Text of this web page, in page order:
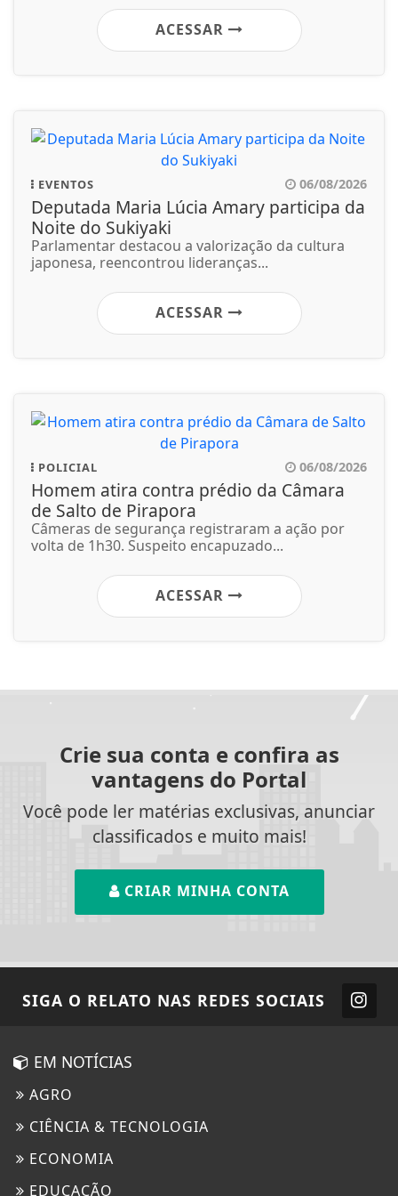
ACESSAR
EVENTOS 06/08/2026
Deputada Maria Lúcia Amary participa da
Noite do Sukiyaki
Parlamentar destacou a valorização da cultura
japonesa, reencontrou lideranças...
ACESSAR
POLICIAL 06/08/2026
Homem atira contra prédio da Câmara
de Salto de Pirapora
Câmeras de segurança registraram a ação por
volta de 1h30. Suspeito encapuzado...
ACESSAR
Crie sua conta e confira as
vantagens do Portal
Você pode ler matérias exclusivas, anunciar
classificados e muito mais!
CRIAR MINHA CONTA
SIGA O RELATO NAS REDES SOCIAIS
EM NOTÍCIAS
AGRO
CIÊNCIA & TECNOLOGIA
ECONOMIA
EDUCAÇÃO